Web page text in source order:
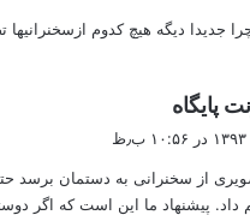
:
جدیدا دیگه هیچ کدوم ازسخنرانیها
پایگاه
:
از سخنرانی به دستمان برسد
داد. پیشنهاد ما این است که اگر